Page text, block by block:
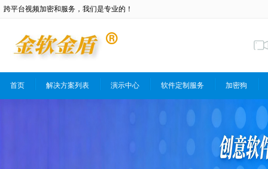
跨平台视频加密和服务，我们是专业的！
首页 解决方案列表 演示中心 软件定制服务 加密狗